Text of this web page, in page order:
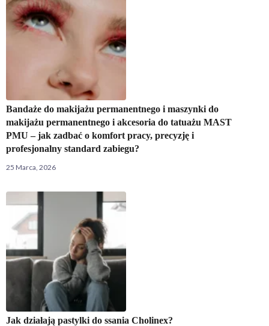
Bandaże do makijażu permanentnego i maszynki do
makijażu permanentnego i akcesoria do tatuażu MAST
PMU – jak zadbać o komfort pracy, precyzję i
profesjonalny standard zabiegu?
25 Marca, 2026
Jak działają pastylki do ssania Cholinex?